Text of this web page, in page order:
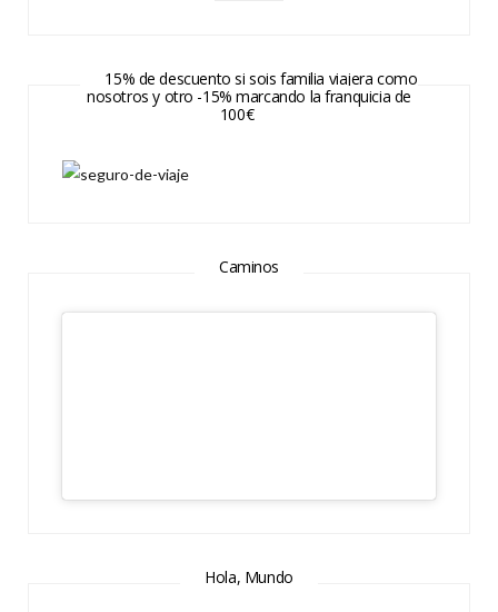
15% de descuento si sois familia viajera como
nosotros y otro -15% marcando la franquicia de
100€
Caminos
Hola, Mundo